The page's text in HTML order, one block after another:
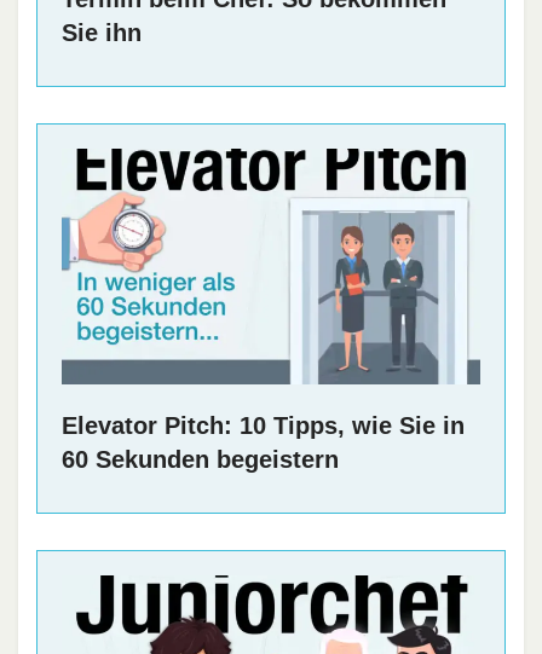
Sie ihn
Elevator Pitch: 10 Tipps, wie Sie in
60 Sekunden begeistern